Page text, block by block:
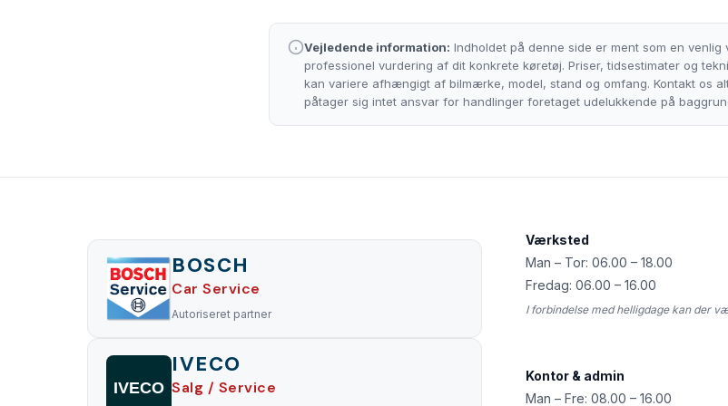
Vejledende information: Indholdet på denne side er ment som en
professionel vurdering af dit konkrete køretøj. Priser, tidsestimater og
kan variere afhængigt af bilmærke, model, stand og omfang. Kontakt os
påtager sig intet ansvar for handlinger foretaget udelukkende på
BOSCH
Car Service
Autoriseret partner
IVECO
IVECO
Salg / Service
Værksted
Man – Tor: 06.00 – 18.00
Fredag: 06.00 – 16.00
I forbindelse med helligdage kan der
Kontor & admin
Man – Fre: 08.00 – 16.00